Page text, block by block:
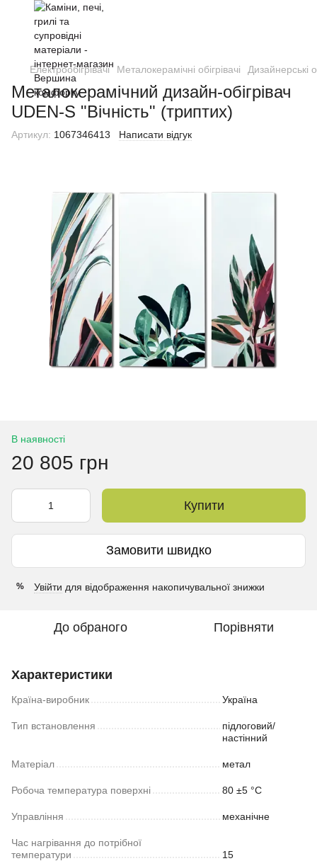
Електрообігрівачі Металокерамічні обігрівачі Дизайнерські
Металокерамічний дизайн-обігрівач
UDEN-S "Вічність" (триптих)
Артикул: 1067346413 Написати відгук
В наявності
20 805 грн
Купити
Замовити швидко
% Увійти для відображення накопичувальної знижки
До обраного Порівняти
Характеристики
Країна-виробник Україна
Тип встановлення
підлоговий/
настінний
Матеріал метал
Робоча температура поверхні 80 ±5 °С
Управління механічне
Час нагрівання до потрібної
температури
15